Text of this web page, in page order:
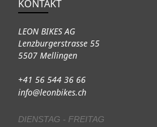
KONTAKT
LEON BIKES AG
Lenzburgerstrasse 55
5507 Mellingen
+41 56 544 36 66
info@leonbikes.ch
DIENSTAG - FREITAG